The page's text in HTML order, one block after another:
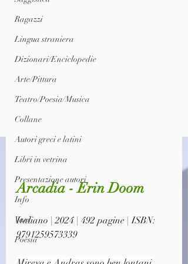
Ragazzi
Lingua straniera
Dizionari/Enciclopedie
Arte/Pittura
Teatro/Poesia/Musica
Collane
Autori greci e latini
Libri in vetrina
Presentazione autori
Info
Vari
Poesia
Arcadia - Erin Doom
Italiano | 2024 | 492 pagine | ISBN:
9791259573339